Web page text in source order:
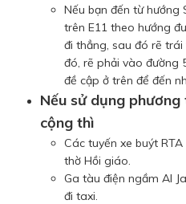
Nếu bạn đến từ hướng
trên E11 theo hướng
đi thẳng, sau đó rẽ
đó, rẽ phải vào đường
đề cập ở trên để đến
Nếu sử dụng
cộng thì
Các tuyến xe buýt
thờ Hồi giáo.
Ga tàu điện ngầm Al
đi taxi.